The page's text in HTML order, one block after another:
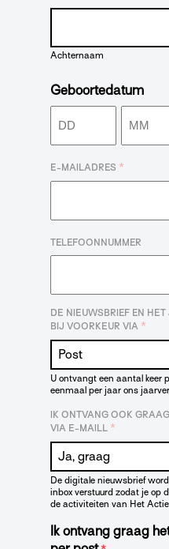
Achternaam
Geboortedatum
Dag Maand
E-MAILADRES *
TELEFOONNUMMER
DE NIEUWSBRIEF EN
BIJ VOORKEUR VIA *
U ontvangt een aantal keer
eenmaal per jaar ons
IK ONTVANG OOK
VIA E-MAILL *
De digitale nieuwsbrief
inbox verstuurd zodat je op
de activiteiten van Het
Ik ontvang graag